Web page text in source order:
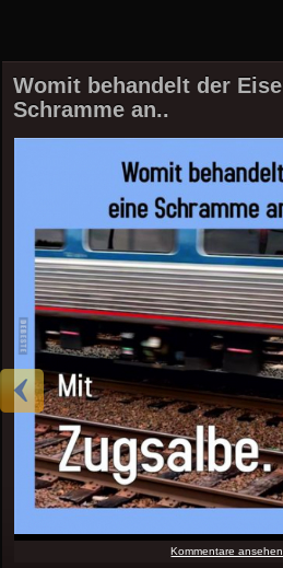
Womit behandelt der
Schramme an..
Kommentare